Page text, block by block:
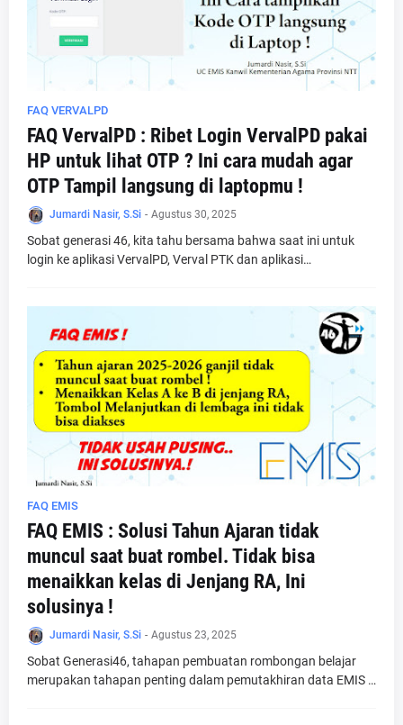
FAQ VERVALPD
FAQ VervalPD : Ribet Login VervalPD pakai
HP untuk lihat OTP ? Ini cara mudah agar
OTP Tampil langsung di laptopmu !
Jumardi Nasir, S.Si - Agustus 30, 2025
Sobat generasi 46, kita tahu bersama bahwa saat ini untuk
login ke aplikasi VervalPD, Verval PTK dan aplikasi…
FAQ EMIS
FAQ EMIS : Solusi Tahun Ajaran tidak
muncul saat buat rombel. Tidak bisa
menaikkan kelas di Jenjang RA, Ini
solusinya !
Jumardi Nasir, S.Si - Agustus 23, 2025
Sobat Generasi46, tahapan pembuatan rombongan belajar
merupakan tahapan penting dalam pemutakhiran data EMIS …